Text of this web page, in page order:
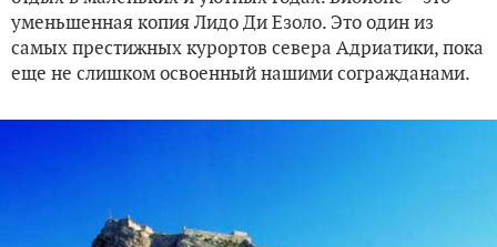
уменьшенная копия Лидо Ди Езоло. Это один из
самых престижных курортов севера Адриатики, пока
еще не слишком освоенный нашими согражданами.